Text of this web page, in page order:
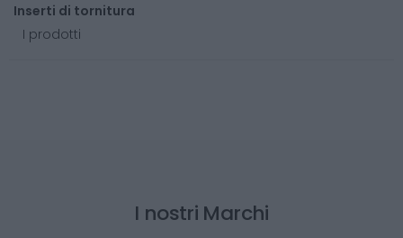
Inserti di tornitura
I prodotti
I nostri Marchi